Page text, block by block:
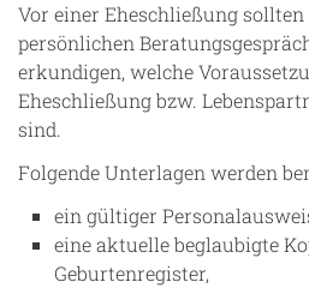
Vor einer Eheschließung
persönlichen
erkundigen, welche
Eheschließung bzw.
sind.
Folgende Unterlagen werden
ein gültiger
eine aktuelle beglaubigte
Geburtenregister,